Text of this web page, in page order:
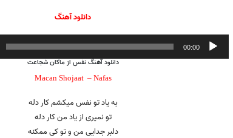
دانلود آهنگ
پخش‌کننده
صوت
00:00
دانلود آهنگنفساز ماکان شجاعت
Macan Shojaat –Nafas
به یاد تو نفس میکشم کار دله
تو نمیری از یاد من کار دله
دلبر جدایی من و تو کی ممکنه